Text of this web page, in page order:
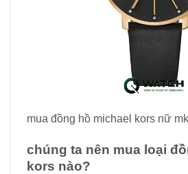
mua đồng hồ michael kors nữ
chúng ta nên mua loại
kors nào?